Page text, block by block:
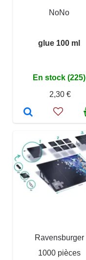
NoNo
glue 100 ml
En stock (225)
2,30 €
Ravensburger
1000 pièces